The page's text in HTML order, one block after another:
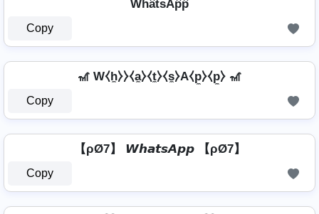
Wh͆a͆t͆s͆Ap͆p͆
Copy
🎢 W⧼h̼⧽⧽⧼a̼⧽⧼t̼⧽⧼s̼⧽A⧼p̼⧽⧼p̼⧽ 🎢
Copy
【ρØ7】 𝙒𝙝𝙖𝙩𝙨𝘼𝙥𝙥 【ρØ7】
Copy